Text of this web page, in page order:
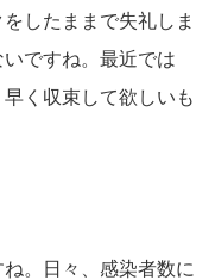
したままで失礼しま
ですね。最近では
く収束して欲しいも
。日々、感染者数に